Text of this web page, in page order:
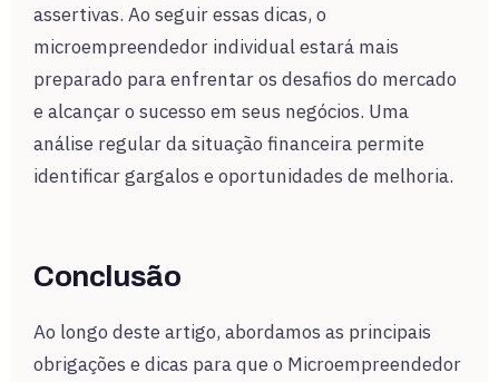
assertivas. Ao seguir essas dicas, o
microempreendedor individual estará mais
preparado para enfrentar os desafios do mercado
e alcançar o sucesso em seus negócios. Uma
análise regular da situação financeira permite
identificar gargalos e oportunidades de melhoria.
Conclusão
Ao longo deste artigo, abordamos as principais
obrigações e dicas para que o Microempreendedor